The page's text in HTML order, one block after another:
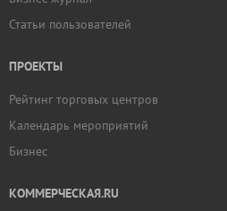
Статьи пользователей
ПРОЕКТЫ
Рейтинг торговых центров
Календарь мероприятий
Бизнес
КОММЕРЧЕСКАЯ.RU